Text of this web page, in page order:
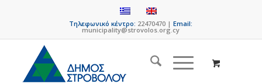
Τηλεφωνικό κέντρο: 22470470 |Email:
municipality@strovolos.org.cy